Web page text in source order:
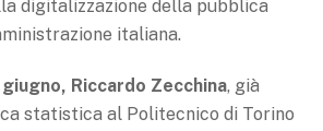
digitalizzazione della pubblica
italiana.
giugno, Riccardo Zecchina, già
statistica al Politecnico di Torino